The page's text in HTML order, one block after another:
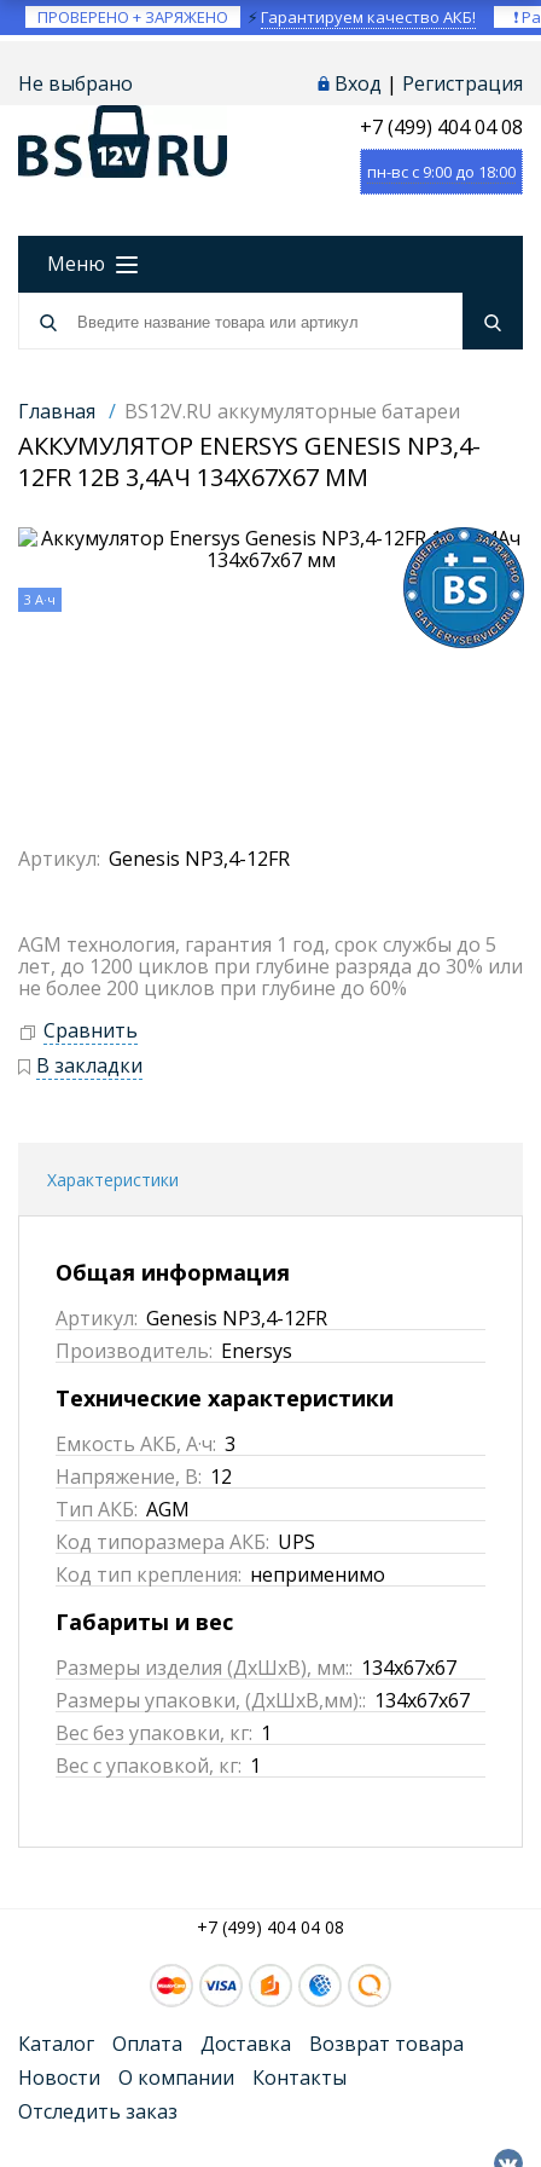
ПРОВЕРЕНО + ЗАРЯЖЕНО ⚡Гарантируем качество АКБ! ❗
Не выбрано Вход | Регистрация
+7 (499) 404 04 08
пн-вс с 9:00 до 18:00
Меню
Главная / BS12V.RU аккумуляторные батареи
АККУМУЛЯТОР ENERSYS GENESIS NP3,4-
12FR 12В 3,4АЧ 134X67X67 ММ
3 А·ч
Артикул: Genesis NP3,4-12FR
AGM технология, гарантия 1 год, срок службы до 5
лет, до 1200 циклов при глубине разряда до 30% или
не более 200 циклов при глубине до 60%
Сравнить
В закладки
Характеристики
Общая информация
Артикул: Genesis NP3,4-12FR
Производитель: Enersys
Технические характеристики
Емкость АКБ, А·ч: 3
Напряжение, В: 12
Тип АКБ: AGM
Код типоразмера АКБ: UPS
Код тип крепления: неприменимо
Габариты и вес
Размеры изделия (ДхШхВ), мм:: 134x67x67
Размеры упаковки, (ДхШхВ,мм):: 134x67x67
Вес без упаковки, кг: 1
Вес с упаковкой, кг: 1
+7 (499) 404 04 08
Каталог Оплата Доставка
Возврат товара
Новости
О компании
Контакты
Отследить заказ